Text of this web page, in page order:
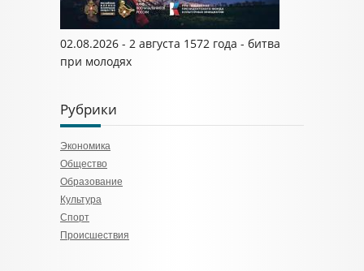
02.08.2026 - 2 августа 1572 года - битва
при молодях
Рубрики
Экономика
Общество
Образование
Культура
Спорт
Происшествия